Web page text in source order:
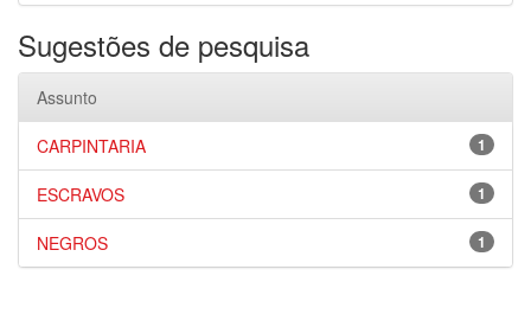
Sugestões de pesquisa
Assunto
1
CARPINTARIA
1
ESCRAVOS
1
NEGROS